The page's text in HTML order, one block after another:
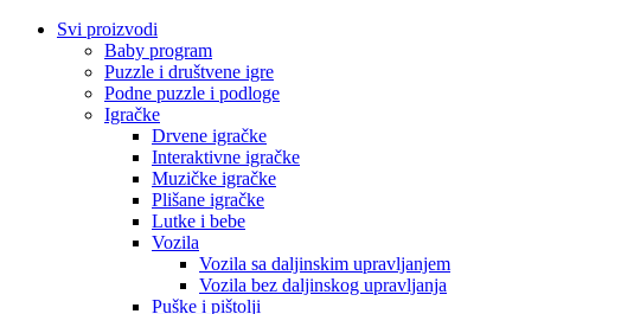
Svi proizvodi
Baby program
Puzzle i društvene igre
Podne puzzle i podloge
Igračke
Drvene igračke
Interaktivne igračke
Muzičke igračke
Plišane igračke
Lutke i bebe
Vozila
Vozila sa daljinskim upravljanjem
Vozila bez daljinskog upravljanja
Puške i pištolji